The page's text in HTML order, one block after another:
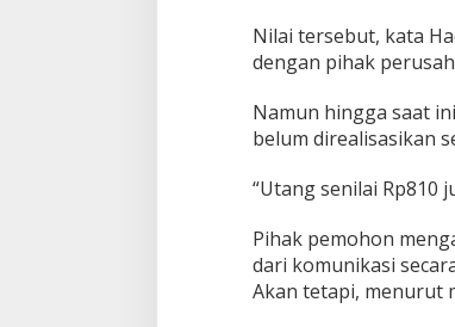
Nilai tersebut, kata
dengan pihak
Namun hingga saat
belum direalisasikan
“Utang senilai Rp810
Pihak pemohon
dari komunikasi
Akan tetapi, menurut